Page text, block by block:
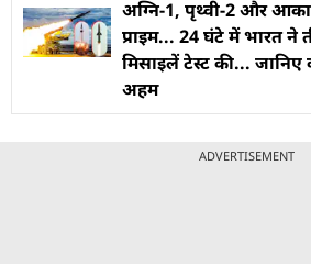
अग्नि-1, पृथ्वी-2 और
प्राइम... 24 घंटे में भारत ने
मिसाइलें टेस्ट की... जानिए
अहम
ADVERTISEMENT